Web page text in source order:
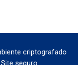
criptografado
seguro.